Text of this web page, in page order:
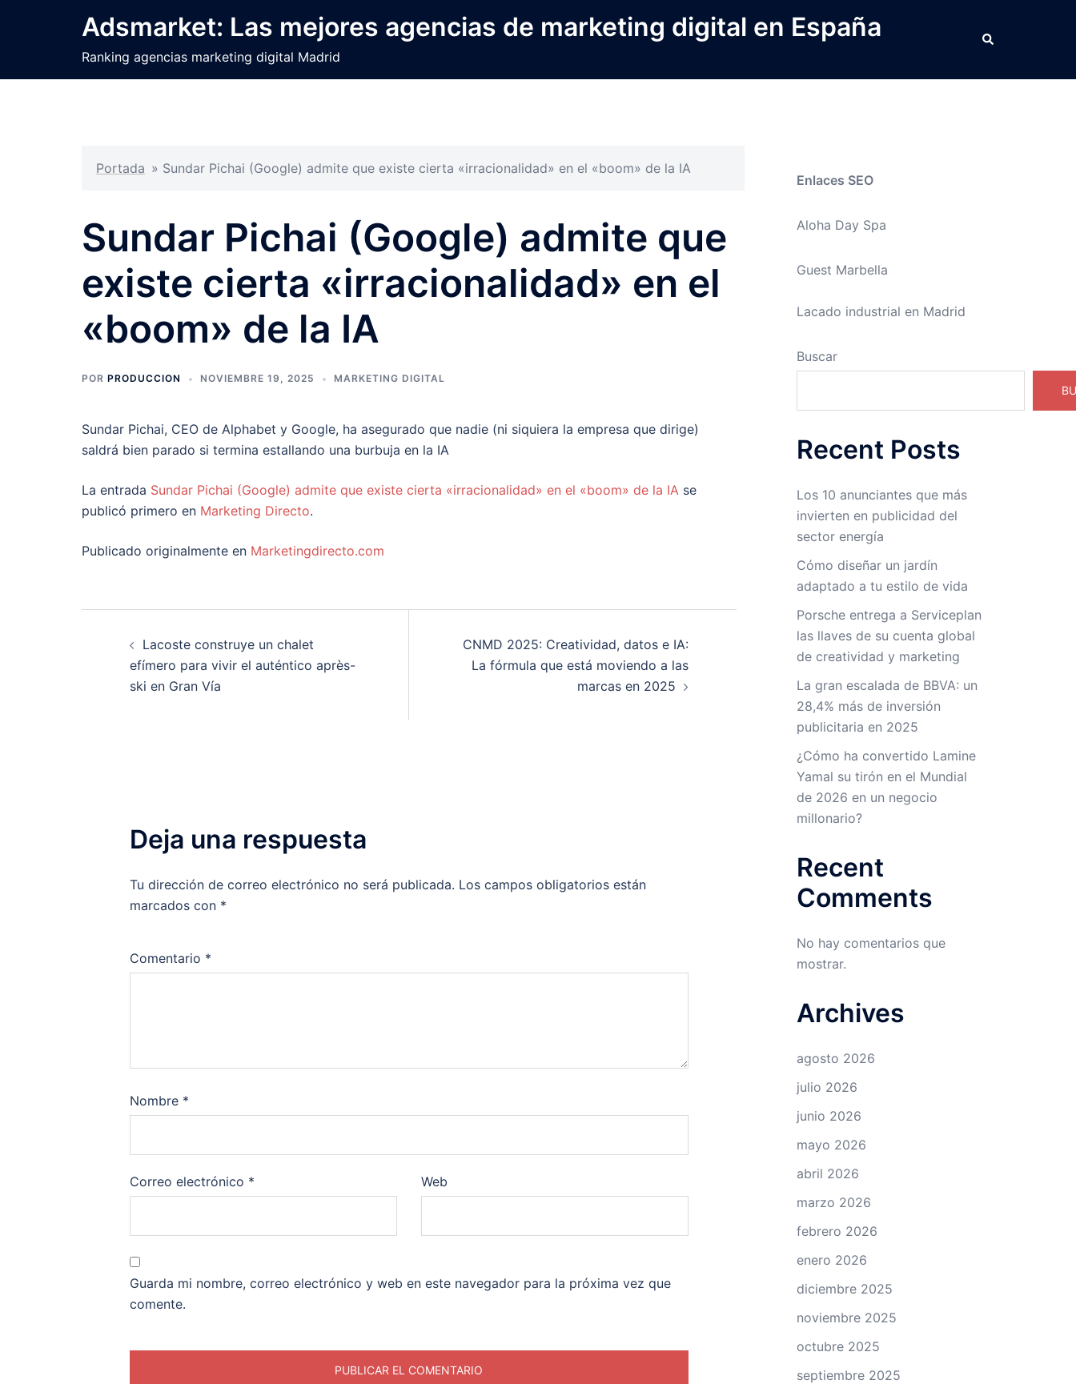
Adsmarket: Las mejores agencias de marketing digital en España
Ranking agencias marketing digital Madrid
Buscar
Portada » Sundar Pichai (Google) admite que existe cierta «irracionalidad» en el «boom» de la IA
Sundar Pichai (Google) admite que
existe cierta «irracionalidad» en el
«boom» de la IA
POR PRODUCCION NOVIEMBRE 19, 2025 MARKETING DIGITAL
Sundar Pichai, CEO de Alphabet y Google, ha asegurado que nadie (ni siquiera la empresa que dirige)
saldrá bien parado si termina estallando una burbuja en la IA
La entrada Sundar Pichai (Google) admite que existe cierta «irracionalidad» en el «boom» de la IA se
publicó primero en Marketing Directo.
Publicado originalmente en Marketingdirecto.com
entradas
Lacoste construye un chalet
efímero para vivir el auténtico après-
ski en Gran Vía
CNMD 2025: Creatividad, datos e IA:
La fórmula que está moviendo a las
marcas en 2025
Deja una respuesta
Tu dirección de correo electrónico no será publicada. Los campos obligatorios están
marcados con *
Comentario *
Nombre *
Correo electrónico * Web
Guarda mi nombre, correo electrónico y web en este navegador para la próxima vez que
comente.
Enlaces SEO
Aloha Day Spa
Guest Marbella
Lacado industrial en Madrid
Buscar
Recent Posts
Los 10 anunciantes que más
invierten en publicidad del
sector energía
Cómo diseñar un jardín
adaptado a tu estilo de vida
Porsche entrega a Serviceplan
las llaves de su cuenta global
de creatividad y marketing
La gran escalada de BBVA: un
28,4% más de inversión
publicitaria en 2025
¿Cómo ha convertido Lamine
Yamal su tirón en el Mundial
de 2026 en un negocio
millonario?
Recent
Comments
No hay comentarios que
mostrar.
Archives
agosto 2026
julio 2026
junio 2026
mayo 2026
abril 2026
marzo 2026
febrero 2026
enero 2026
diciembre 2025
noviembre 2025
octubre 2025
septiembre 2025